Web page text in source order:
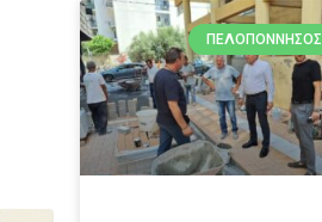
ΠΕΛΟΠΌΝΝΗΣΟΣ